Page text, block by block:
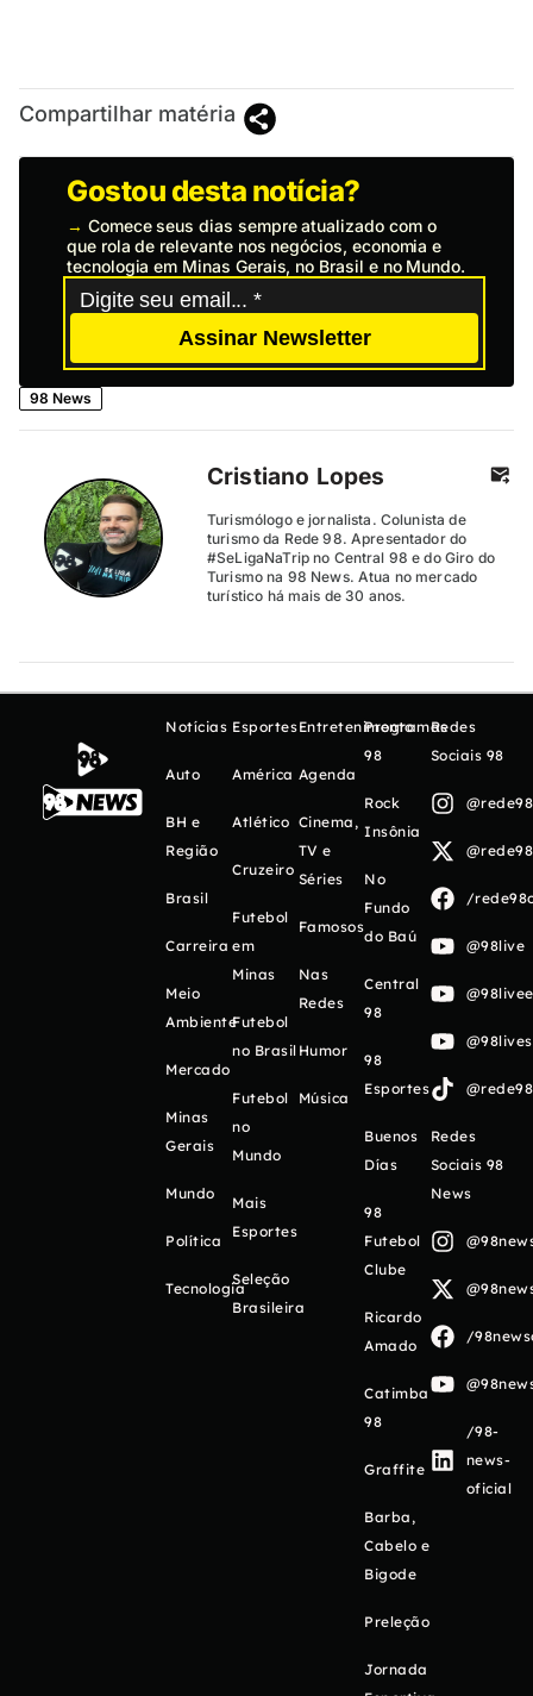
Compartilhar matéria
Gostou desta notícia?
→ Comece seus dias sempre atualizado com o
que rola de relevante nos negócios, economia e
tecnologia em Minas Gerais, no Brasil e no Mundo.
Assinar Newsletter
98 News
Cristiano Lopes
Turismólogo e jornalista. Colunista de
turismo da Rede 98. Apresentador do
#SeLigaNaTrip no Central 98 e do Giro do
Turismo na 98 News. Atua no mercado
turístico há mais de 30 anos.
Notícias
Auto
BH e
Região
Brasil
Carreira
Meio
Ambiente
Mercado
Minas
Gerais
Mundo
Política
Tecnologia
Esportes
América
Atlético
Cruzeiro
Futebol
em
Minas
Futebol
no Brasil
Futebol
no
Mundo
Mais
Esportes
Seleção
Brasileira
Entretenimento
Agenda
Cinema,
TV e
Séries
Famosos
Nas
Redes
Humor
Música
Programas
98
Rock
Insônia
No
Fundo
do Baú
Central
98
98
Esportes
Buenos
Días
98
Futebol
Clube
Ricardo
Amado
Catimba
98
Graffite
Barba,
Cabelo e
Bigode
Preleção
Jornada
Redes
Sociais 98
/
@98live
Redes
Sociais 98
News
/
/98-
news-
oficial